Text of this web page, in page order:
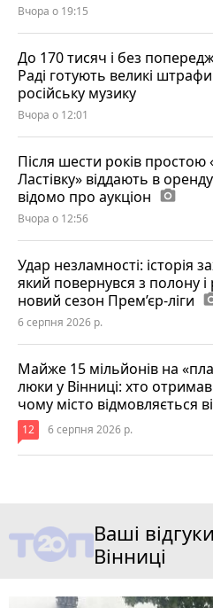
Вчора о 19:15
До 170 тисяч і без
Раді готують великі
російську музику
Вчора о 12:01
Після шести років
Ластівку» віддають в
відомо про аукціон photo_camera
Вчора о 12:56
Удар незламності: історія
який повернувся з полону
новий сезон Прем’єр-ліги
6 серпня 2026 р.
Майже 15 мільйонів на
люки у Вінниці: хто отримав
чому місто відмовляється
12 6 серпня 2026 р.
Ваші
Вінниці